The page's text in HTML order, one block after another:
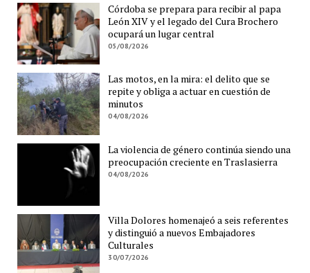
Córdoba se prepara para recibir al papa
León XIV y el legado del Cura Brochero
ocupará un lugar central
05/08/2026
Las motos, en la mira: el delito que se
repite y obliga a actuar en cuestión de
minutos
04/08/2026
La violencia de género continúa siendo una
preocupación creciente en Traslasierra
04/08/2026
Villa Dolores homenajeó a seis referentes
y distinguió a nuevos Embajadores
Culturales
30/07/2026